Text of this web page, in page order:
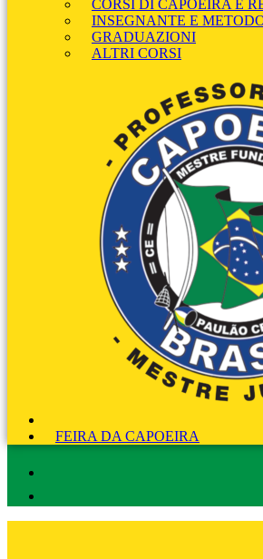
CORSI DI CAPOEIRA E
INSEGNANTE E
GRADUAZIONI
ALTRI CORSI
FEIRA DA CAPOEIRA